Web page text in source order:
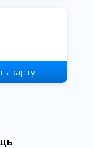
карту